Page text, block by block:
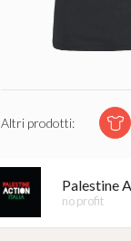
Altri prodotti:
Palestine
no profit